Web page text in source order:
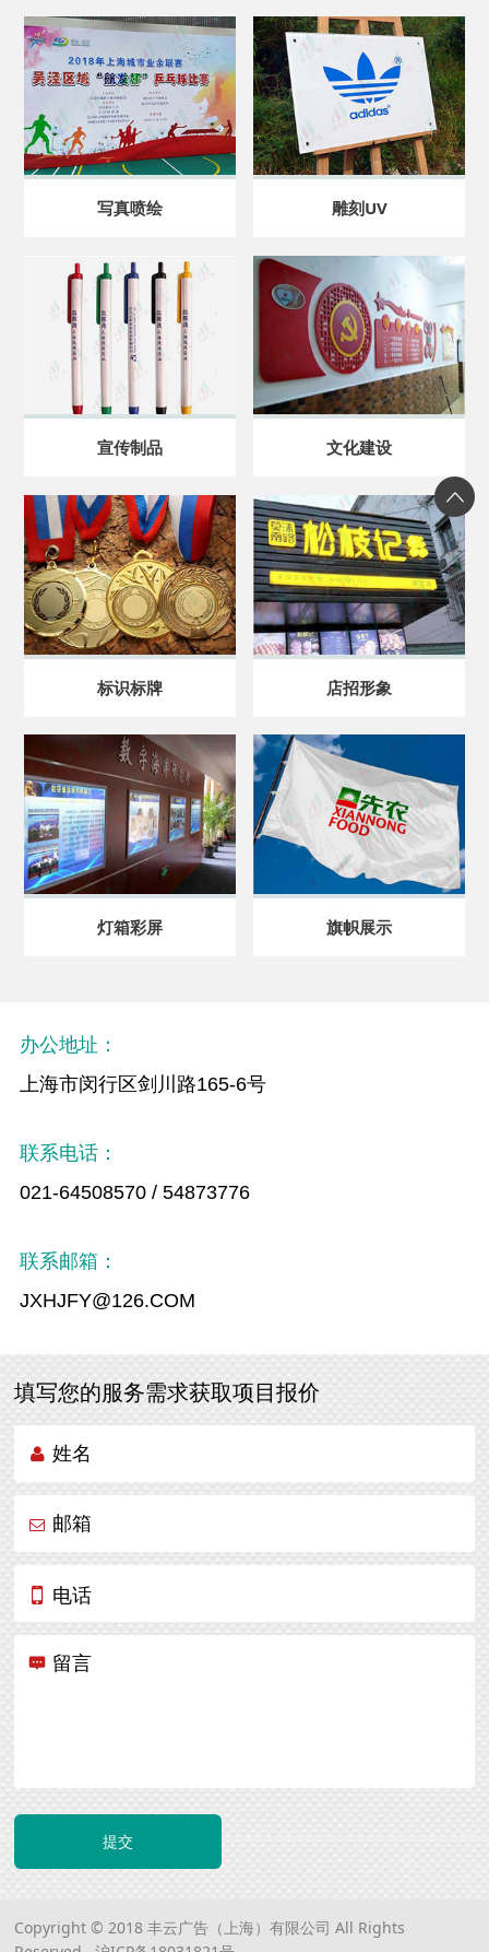
写真喷绘 雕刻UV
宣传制品 文化建设
标识标牌 店招形象
灯箱彩屏 旗帜展示
办公地址：
上海市闵行区剑川路165-6号
联系电话：
021-64508570 / 54873776
联系邮箱：
JXHJFY@126.COM
填写您的服务需求获取项目报价
姓名
邮箱
电话
留言
提交
Copyright © 2018 丰云广告（上海）有限公司 All Rights